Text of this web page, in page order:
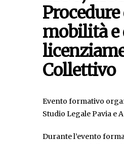
mobilità e
Collettivo
Evento formativo
Studio Legale Pavia e
Durante l’evento